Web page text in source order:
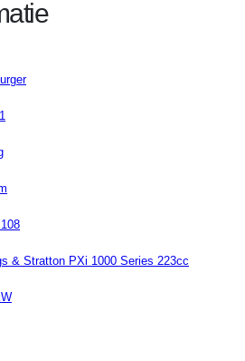
& Stratton PXi 1000 Series 223cc